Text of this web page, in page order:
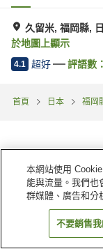
久留米, 福岡縣,
於地圖上顯示
4.1 超好 評語數：
首頁 日本 福岡
本網站使用
能與流量。我們也
群媒體、廣告和分
不要銷售